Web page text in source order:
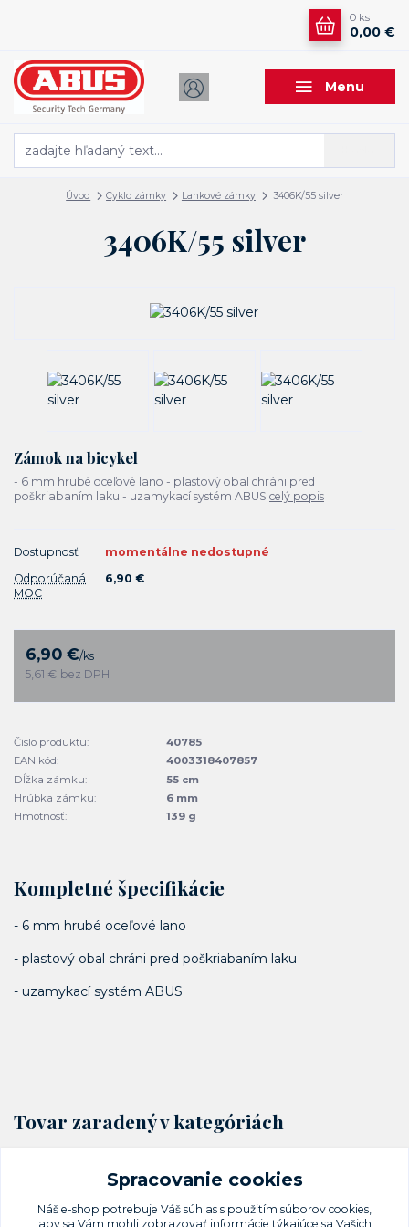
Menu
0 ks
0,00 €
Úvod Cyklo zámky Lankové zámky 3406K/55 silver
3406K/55 silver
Zámok na bicykel
- 6 mm hrubé oceľové lano - plastový obal chráni pred
poškriabaním laku - uzamykací systém ABUS celý popis
Dostupnosť
momentálne nedostupné
Odporúčaná
MOC
6,90 €
6,90 €/ks
5,61 € bez DPH
Číslo produktu:
40785
EAN kód:
4003318407857
Dĺžka zámku:
55 cm
Hrúbka zámku:
6 mm
Hmotnosť:
139 g
Kompletné špecifikácie
- 6 mm hrubé oceľové lano
- plastový obal chráni pred poškriabaním laku
- uzamykací systém ABUS
Tovar zaradený v kategóriách
Lankové zámky
Spracovanie cookies
Náš e-shop potrebuje Váš súhlas s použitím súborov cookies,
aby sa Vám mohli zobrazovať informácie týkajúce sa Vašich